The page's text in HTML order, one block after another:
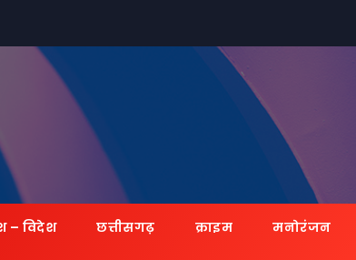
– विदेश छत्तीसगढ़ क्राइम मनोरंजन